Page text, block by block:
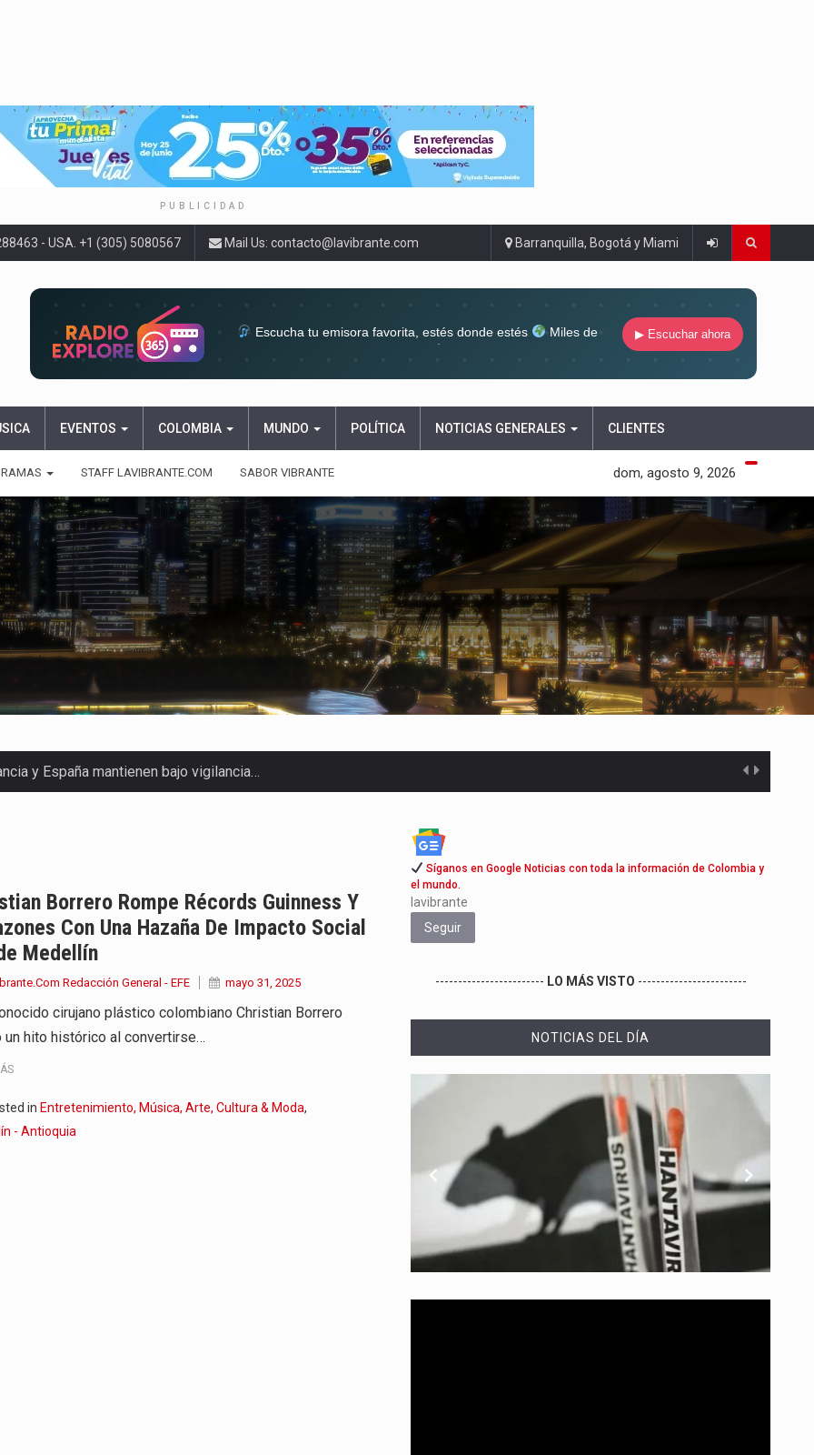
PUBLICIDAD
- USA. +1 (305) 5080567 Mail Us: contacto@lavibrante.com Barranquilla, Bogotá y Miami
Escucha tu emisora favorita, estés donde estés
Miles de
▶ Escuchar ahora
EVENTOS COLOMBIA MUNDO POLÍTICA NOTICIAS GENERALES CLIENTES
STAFF LAVIBRANTE.COM SABOR VIBRANTE dom, agosto 9, 2026
este viernes 7 de…
dejó claro que la…
viernes 7 de agosto…
la ceremonia de…
cumplieron los honores…
Espriella aseguró que durante…
de la Espriella,…
Gobierno con uno de…
y España mantienen bajo vigilancia…
Borrero Rompe Récords Guinness Y
Con Una Hazaña De Impacto Social
Medellín
Redacción General - EFE mayo 31, 2025
cirujano plástico colombiano Christian Borrero
un hito histórico al convertirse…
in Entretenimiento, Música, Arte, Cultura & Moda,
- Antioquia
Síganos en Google Noticias con toda la información de Colombia y
el mundo.
lavibrante
Seguir
------------------------ LO MÁS VISTO ------------------------
NOTICIAS DEL DÍA